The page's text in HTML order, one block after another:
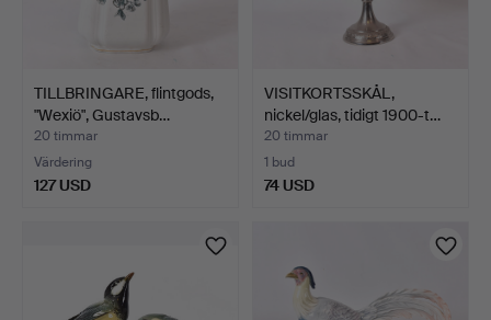
TILLBRINGARE, flintgods,
"Wexiö", Gustavsb…
20 timmar
Värdering
127 USD
VISITKORTSSKÅL,
nickel/glas, tidigt 1900-t…
20 timmar
1 bud
74 USD